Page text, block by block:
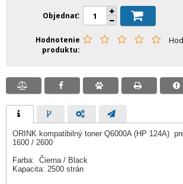
Objednať
Hodnotenie
produktu
ORINK kompatibilný toner Q6000A (HP 124A)
1600 / 2600
Farba: Čierna / Black
Kapacita: 2500 strán